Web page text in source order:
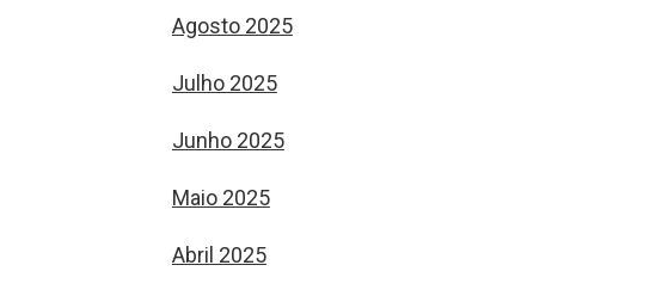
Agosto 2025
Julho 2025
Junho 2025
Maio 2025
Abril 2025